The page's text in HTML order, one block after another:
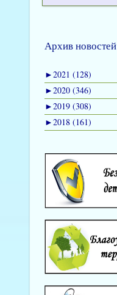
Архив новостей
►2021 (128)
►2020 (346)
►2019 (308)
►2018 (161)